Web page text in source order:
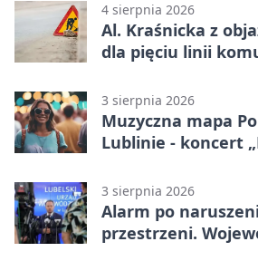
4 sierpnia 2026
Al. Kraśnicka z
dla pięciu linii
3 sierpnia 2026
Muzyczna mapa
Lublinie - koncert
3 sierpnia 2026
Alarm po
przestrzeni.